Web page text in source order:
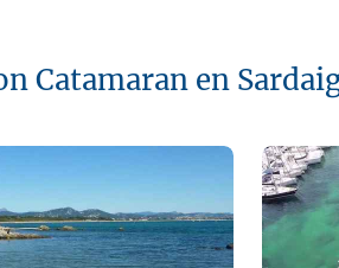
Catamaran en